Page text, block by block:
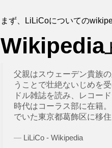
まず、LiLiCoについての
Wikipedia
父親はスウェーデン貴族
うことで壮絶ないじめを
ドル雑誌を読み、レコー
時代はコーラス部に在籍
でいた東京都葛飾区に移住
LiLiCo - Wikipedia